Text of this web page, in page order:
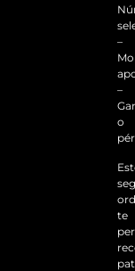
–
–
o
te